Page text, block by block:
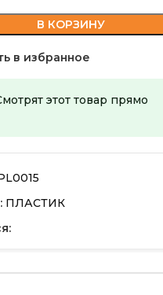
В КОРЗИНУ
в избранное
этот товар прямо
ПЛАСТИК